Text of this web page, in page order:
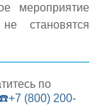
мероприятие
становятся
по
(800) 200-